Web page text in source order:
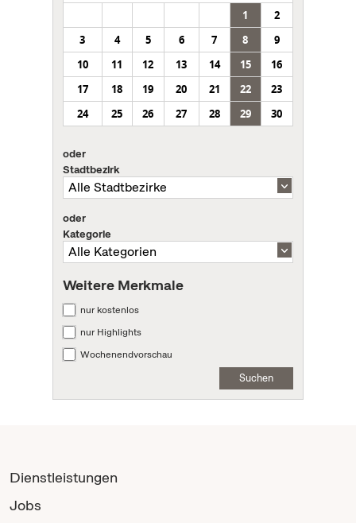
1
2
3
4 5 6 7 8
9
10
11 12 13 14 15
16
17
18 19 20 21 22
23
24
25 26 27 28 29 30
oder
Stadtbezirk
oder
Kategorie
Weitere Merkmale
nur kostenlos
nur Highlights
Wochenendvorschau
Suchen
Dienstleistungen
Jobs